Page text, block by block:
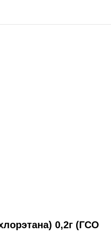
0,2г (ГСО